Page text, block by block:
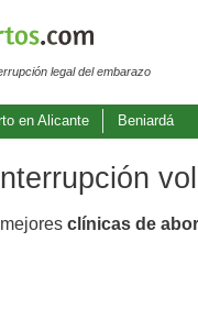
legal del embarazo
en Alicante Beniardá
clínicas de